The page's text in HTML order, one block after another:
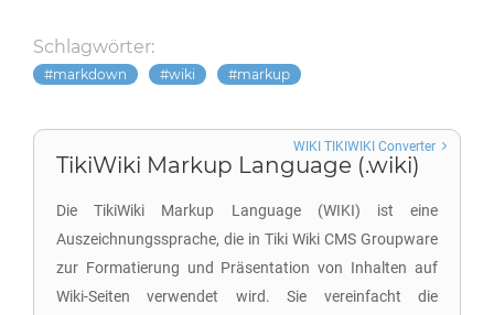
Schlagwörter:
markdown wiki markup
TikiWiki Markup Language (.wiki)
Die TikiWiki Markup Language (WIKI) ist eine
Auszeichnungssprache, die in Tiki Wiki CMS Groupware
zur Formatierung und Präsentation von Inhalten auf
Wiki-Seiten verwendet wird. Sie vereinfacht die
WIKI TIKIWIKI Converter